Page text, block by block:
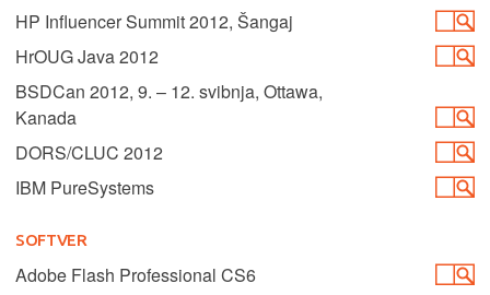
HP Influencer Summit 2012, Šangaj
HrOUG Java 2012
BSDCan 2012, 9. – 12. svibnja, Ottawa,
Kanada
DORS/CLUC 2012
IBM PureSystems
SOFTVER
Adobe Flash Professional CS6